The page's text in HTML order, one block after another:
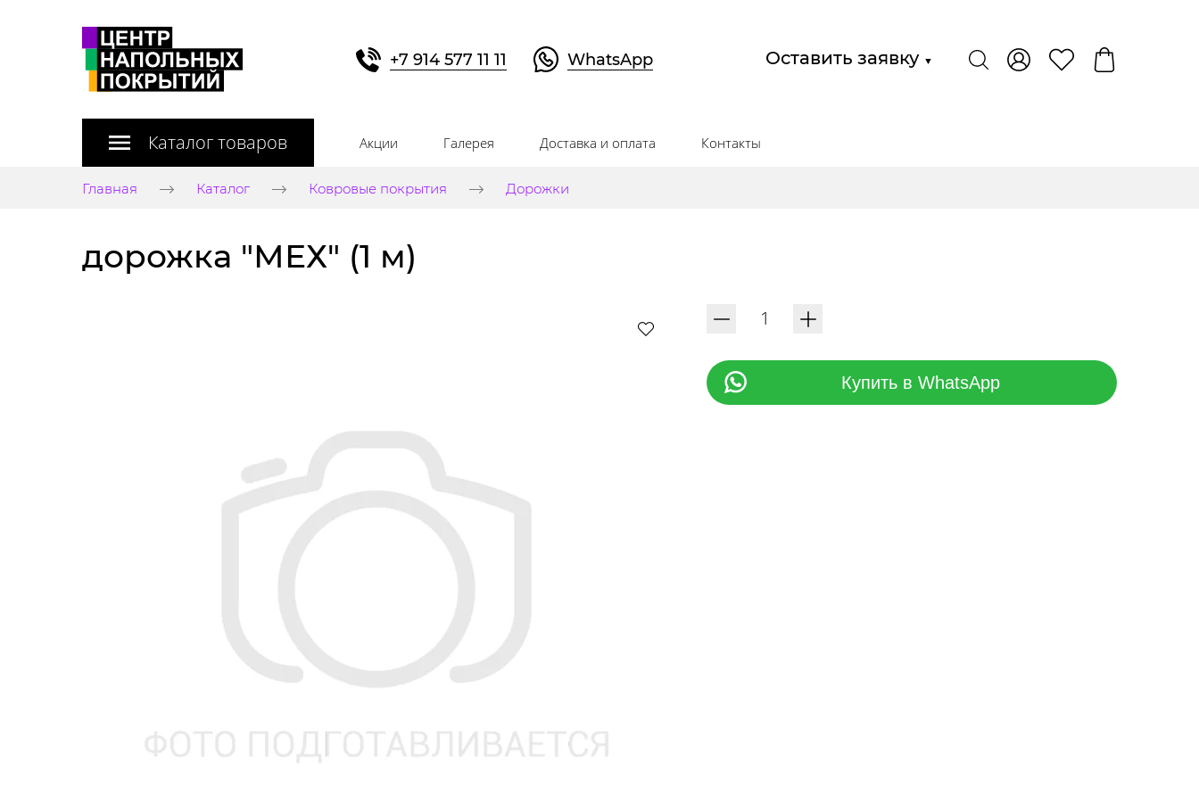
+7 914 577 11 11 WhatsApp Оставить заявку ▼
Каталог товаров Акции Галерея Доставка и оплата Контакты
Главная Каталог Ковровые покрытия Дорожки
дорожка "МЕХ" (1 м)
Купить в WhatsApp